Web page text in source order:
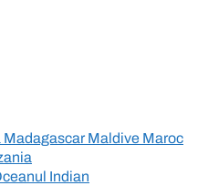
Madagascar Maldive Maroc
Indian